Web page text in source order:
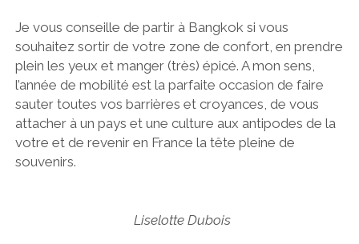
Je vous conseille de partir à Bangkok si vous
souhaitez sortir de votre zone de confort, en prendre
plein les yeux et manger (très) épicé. A mon sens,
l’année de mobilité est la parfaite occasion de faire
sauter toutes vos barrières et croyances, de vous
attacher à un pays et une culture aux antipodes de la
votre et de revenir en France la tête pleine de
souvenirs.
Liselotte Dubois